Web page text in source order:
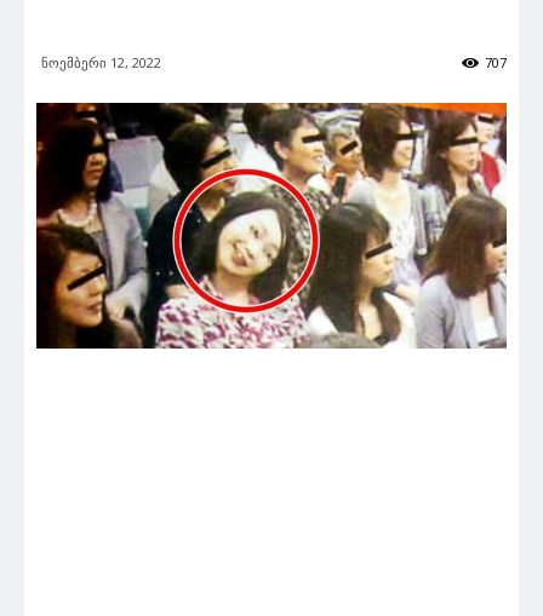
ნოემბერი 12, 2022 707